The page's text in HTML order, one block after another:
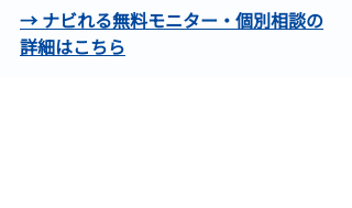
→ ナビれる無料モニター・個別相談の
詳細はこちら